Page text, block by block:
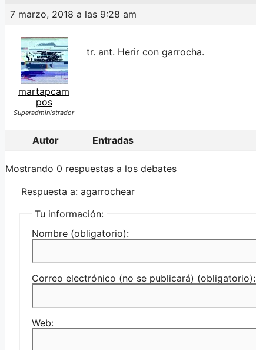
7 marzo, 2018 a las 9:28 am
martapcam
pos
Superadministrador
tr. ant. Herir con garrocha.
Autor Entradas
Mostrando 0 respuestas a los debates
Respuesta a: agarrochear
Tu información:
Nombre (obligatorio):
Correo electrónico (no se publicará) (obligatorio):
Web: